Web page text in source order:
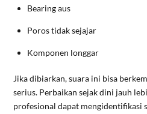
Bearing aus
Poros tidak sejajar
Komponen longgar
Jika dibiarkan, suara ini bisa
serius. Perbaikan sejak dini jauh
profesional dapat mengidentifikasi